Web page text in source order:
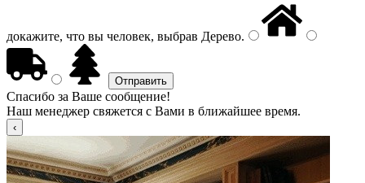
докажите, что вы человек, выбрав Дерево.
Спасибо за Ваше сообщение!
Наш менеджер свяжется с Вами в ближайшее время.